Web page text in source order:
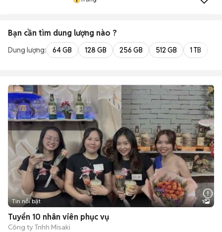
Bạn cần tìm dung lượng nào ?
Dung lượng: 64 GB 128 GB 256 GB 512 GB 1 TB
Tin nổi bật 1
Tuyển 10 nhân viên phục vụ
Công ty Tnhh Misaki